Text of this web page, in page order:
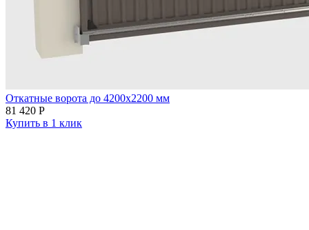
Откатные ворота до 4200х2200 мм
81 420 Р
Купить в 1 клик